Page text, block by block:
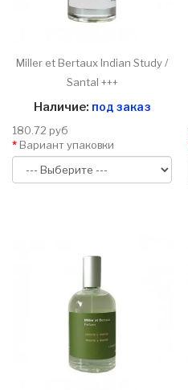
Miller et Bertaux Indian Study /
Santal +++
Наличие: под заказ
180.72 руб
Вариант упаковки